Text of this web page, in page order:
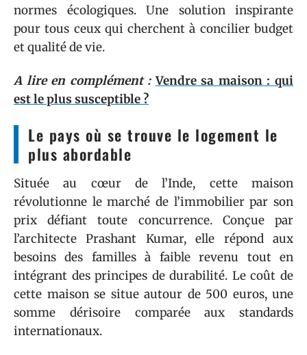
normes écologiques. Une solution inspirante
pour tous ceux qui cherchent à concilier budget
et qualité de vie.
A lire en complément : Vendre sa maison : qui
est le plus susceptible ?
Le pays où se trouve le logement le
plus abordable
Située au cœur de l’Inde, cette maison
révolutionne le marché de l’immobilier par son
prix défiant toute concurrence. Conçue par
l’architecte Prashant Kumar, elle répond aux
besoins des familles à faible revenu tout en
intégrant des principes de durabilité. Le coût de
cette maison se situe autour de 500 euros, une
somme dérisoire comparée aux standards
internationaux.